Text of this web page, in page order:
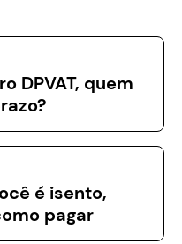
DPVAT, quem
é isento,
pagar